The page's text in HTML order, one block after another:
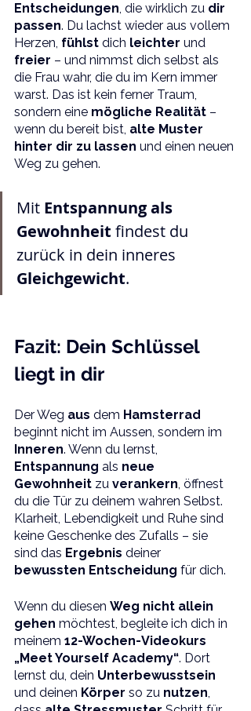
Entscheidungen, die wirklich zu dir
passen. Du lachst wieder aus vollem
Herzen, fühlst dich leichter und
freier – und nimmst dich selbst als
die Frau wahr, die du im Kern immer
warst. Das ist kein ferner Traum,
sondern eine mögliche Realität –
wenn du bereit bist, alte Muster
hinter dir zu lassen und einen neuen
Weg zu gehen.
Mit Entspannung als
Gewohnheit findest du
zurück in dein inneres
Gleichgewicht.
Fazit: Dein Schlüssel
liegt in dir
Der Weg aus dem Hamsterrad
beginnt nicht im Aussen, sondern im
Inneren. Wenn du lernst,
Entspannung als neue
Gewohnheit zu verankern, öffnest
du die Tür zu deinem wahren Selbst.
Klarheit, Lebendigkeit und Ruhe sind
keine Geschenke des Zufalls – sie
sind das Ergebnis deiner
bewussten Entscheidung für dich.
Wenn du diesen Weg nicht allein
gehen möchtest, begleite ich dich in
meinem 12-Wochen-Videokurs
„Meet Yourself Academy“. Dort
lernst du, dein Unterbewusstsein
und deinen Körper so zu nutzen,